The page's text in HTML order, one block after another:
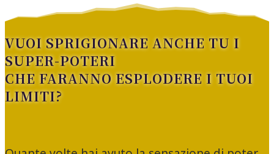
VUOI SPRIGIONARE ANCHE TU I
SUPER-POTERI
CHE FARANNO ESPLODERE I TUOI
LIMITI?